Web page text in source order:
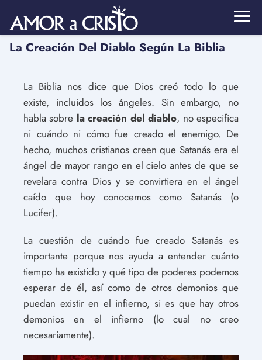
La Creación Del Diablo Según La Biblia
La Biblia nos dice que Dios creó todo lo que
existe, incluidos los ángeles. Sin embargo, no
habla sobre la creación del diablo, no especifica
ni cuándo ni cómo fue creado el enemigo. De
hecho, muchos cristianos creen que Satanás era el
ángel de mayor rango en el cielo antes de que se
revelara contra Dios y se convirtiera en el ángel
caído que hoy conocemos como Satanás (o
Lucifer).
La cuestión de cuándo fue creado Satanás es
importante porque nos ayuda a entender cuánto
tiempo ha existido y qué tipo de poderes podemos
esperar de él, así como de otros demonios que
puedan existir en el infierno, si es que hay otros
demonios en el infierno (lo cual no creo
necesariamente).